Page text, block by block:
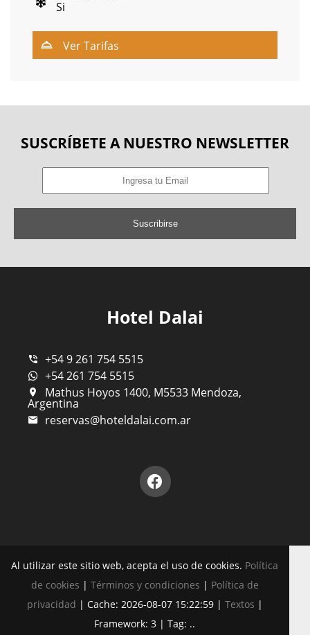
Si
Ver Tarifas
SUSCRÍBETE A NUESTRO NEWSLETTER
Suscribirse
+54 9 261 754 5515
+54 261 754 5515
Mathus Hoyos 1400, M5533 Mendoza,
Argentina
reservas@hoteldalai.com.ar
Hotel Dalai
Al utilizar este sitio web, acepta el uso de cookies. Política
de cookies | Términos y condiciones | Política de
privacidad | Cache: 2026-08-07 15:22:59 | Textos |
Framework: 3 | Tag: ..